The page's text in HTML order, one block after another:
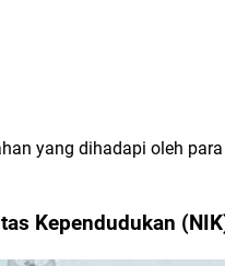
yang dihadapi oleh
Kependudukan